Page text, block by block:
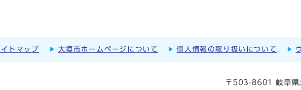
トマップ 大垣市ホームページについて 個人情報の取り扱いについて
〒503-8601 岐阜県